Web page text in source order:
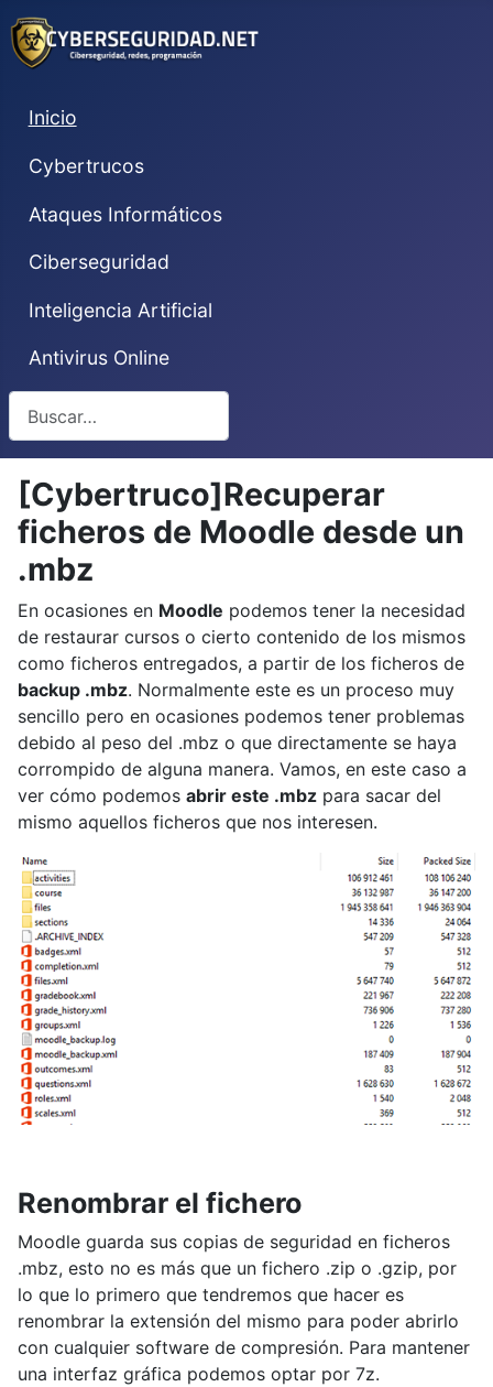
Inicio
Cybertrucos
Ataques Informáticos
Ciberseguridad
Inteligencia Artificial
Antivirus Online
[Cybertruco]Recuperar
ficheros de Moodle desde un
.mbz
En ocasiones en Moodle podemos tener la necesidad
de restaurar cursos o cierto contenido de los mismos
como ficheros entregados, a partir de los ficheros de
backup .mbz. Normalmente este es un proceso muy
sencillo pero en ocasiones podemos tener problemas
debido al peso del .mbz o que directamente se haya
corrompido de alguna manera. Vamos, en este caso a
ver cómo podemos abrir este .mbz para sacar del
mismo aquellos ficheros que nos interesen.
Renombrar el fichero
Moodle guarda sus copias de seguridad en ficheros
.mbz, esto no es más que un fichero .zip o .gzip, por
lo que lo primero que tendremos que hacer es
renombrar la extensión del mismo para poder abrirlo
con cualquier software de compresión. Para mantener
una interfaz gráfica podemos optar por 7z.